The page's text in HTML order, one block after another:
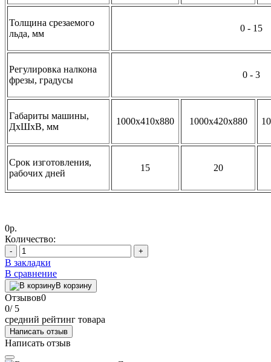
Толщина срезаемого
льда, мм
0 - 15
Регулировка налкона
фрезы, градусы
0 - 3
Габариты машины,
ДхШхВ, мм
1000х410х880 1000х420х880
Срок изготовления,
рабочих дней
15 20
0р.
Количество:
- +
В закладки
В сравнение
В корзину
Отзывов0
0/ 5
средний рейтинг товара
Написать отзыв
Написать отзыв